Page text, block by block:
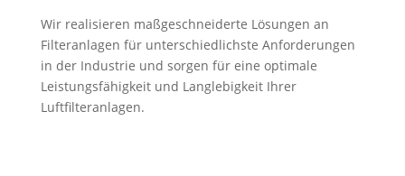
Wir realisieren maßgeschneiderte Lösungen an
Filteranlagen für unterschiedlichste Anforderungen
in der Industrie und sorgen für eine optimale
Leistungsfähigkeit und Langlebigkeit Ihrer
Luftfilteranlagen.